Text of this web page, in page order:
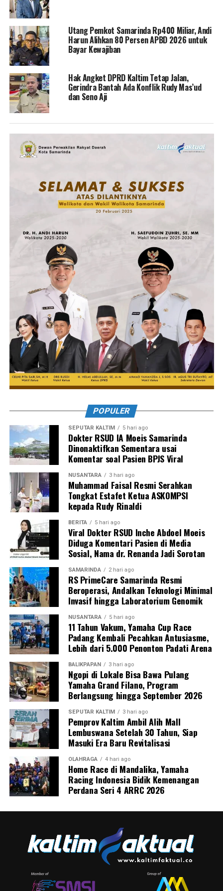
Utang Pemkot Samarinda Rp400 Miliar, Andi
Harun Alihkan 80 Persen APBD 2026 untuk
Bayar Kewajiban
Hak Angket DPRD Kaltim Tetap Jalan,
Gerindra Bantah Ada Konflik Rudy Mas’ud
dan Seno Aji
POPULER
SEPUTAR KALTIM 5 hari ago
Dokter RSUD IA Moeis Samarinda
Dinonaktifkan Sementara usai
Komentar soal Pasien BPJS Viral
NUSANTARA 3 hari ago
Muhammad Faisal Resmi Serahkan
Tongkat Estafet Ketua ASKOMPSI
kepada Rudy Rinaldi
BERITA 5 hari ago
Viral Dokter RSUD Inche Abdoel Moeis
Diduga Komentari Pasien di Media
Sosial, Nama dr. Renanda Jadi Sorotan
SAMARINDA 2 hari ago
RS PrimeCare Samarinda Resmi
Beroperasi, Andalkan Teknologi Minimal
Invasif hingga Laboratorium Genomik
NUSANTARA 5 hari ago
11 Tahun Vakum, Yamaha Cup Race
Padang Kembali Pecahkan Antusiasme,
Lebih dari 5.000 Penonton Padati Arena
BALIKPAPAN 3 hari ago
Ngopi di Lokale Bisa Bawa Pulang
Yamaha Grand Filano, Program
Berlangsung hingga September 2026
SEPUTAR KALTIM 3 hari ago
Pemprov Kaltim Ambil Alih Mall
Lembuswana Setelah 30 Tahun, Siap
Masuki Era Baru Revitalisasi
OLAHRAGA 4 hari ago
Home Race di Mandalika, Yamaha
Racing Indonesia Bidik Kemenangan
Perdana Seri 4 ARRC 2026